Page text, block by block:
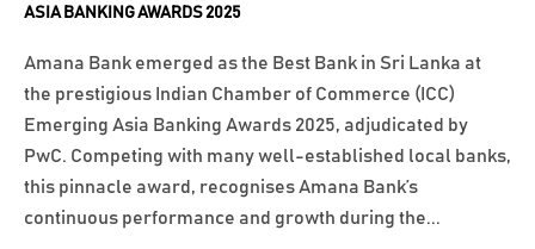
ASIA BANKING AWARDS 2025
Amana Bank emerged as the Best Bank in Sri Lanka at
the prestigious Indian Chamber of Commerce (ICC)
Emerging Asia Banking Awards 2025, adjudicated by
PwC. Competing with many well-established local banks,
this pinnacle award, recognises Amana Bank’s
continuous performance and growth during the...